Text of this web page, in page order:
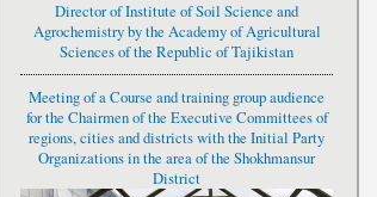
Director of Institute of Soil Science and
Agrochemistry by the Academy of Agricultural
Sciences of the Republic of Tajikistan
Meeting of a Course and training group audience
for the Chairmen of the Executive Committees of
regions, cities and districts with the Initial Party
Organizations in the area of the Shokhmansur
District